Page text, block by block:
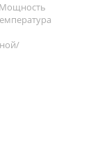
Мощность